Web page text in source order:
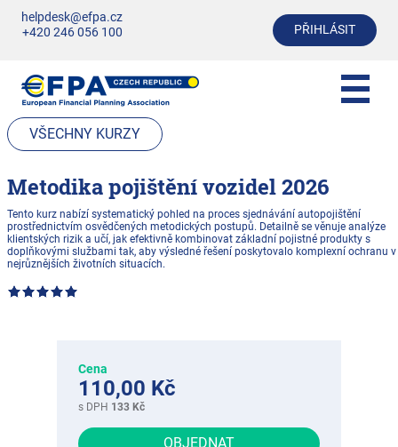
helpdesk@efpa.cz
+420 246 056 100
PŘIHLÁSIT
VŠECHNY KURZY
Metodika pojištění vozidel 2026
Tento kurz nabízí systematický pohled na proces sjednávání autopojištění
prostřednictvím osvědčených metodických postupů. Detailně se věnuje analýze
klientských rizik a učí, jak efektivně kombinovat základní pojistné produkty s
doplňkovými službami tak, aby výsledné řešení poskytovalo komplexní ochranu v
nejrůznějších životních situacích.
Cena
110,00 Kč
s DPH 133 Kč
OBJEDNAT